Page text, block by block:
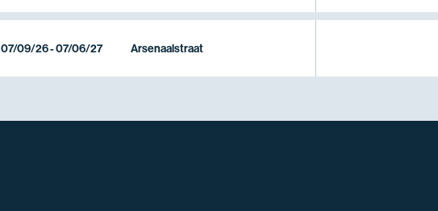
07/09/26 - 07/06/27 Arsenaalstraat